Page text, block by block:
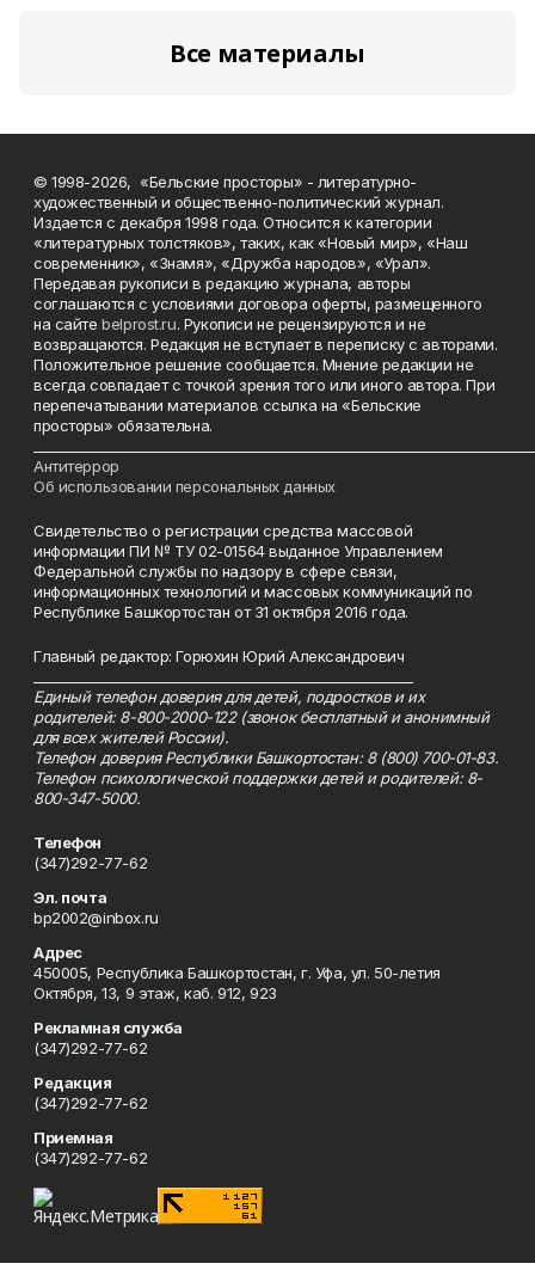
Все материалы
© 1998-2026, «Бельские просторы» - литературно-
художественный и общественно-политический журнал.
Издается с декабря 1998 года. Относится к категории
«литературных толстяков», таких, как «Новый мир», «Наш
современник», «Знамя», «Дружба народов», «Урал».
Передавая рукописи в редакцию журнала, авторы
соглашаются с условиями договора оферты, размещенного
на сайтеbelprost.ru. Рукописи не рецензируются и не
возвращаются. Редакция не вступает в переписку с авторами.
Положительное решение сообщается. Мнение редакции не
всегда совпадает с точкой зрения того или иного автора. При
перепечатывании материалов ссылка на «Бельские
просторы» обязательна.
Антитеррор
Об использовании персональных данных
Свидетельство о регистрации средства массовой
информации ПИ № ТУ 02-01564 выданное Управлением
Федеральной службы по надзору в сфере связи,
информационных технологий и массовых коммуникаций по
Республике Башкортостан от 31 октября 2016 года.
Главный редактор: Горюхин Юрий Александрович
Единый телефон доверия для детей, подростков и их
родителей: 8-800-2000-122 (звонок бесплатный и анонимный
для всех жителей России).
Телефон доверия Республики Башкортостан: 8 (800) 700-01-83.
Телефон психологической поддержки детей и родителей: 8-
800-347-5000.
Телефон
(347)292-77-62
Эл. почта
bp2002@inbox.ru
Адрес
450005, Республика Башкортостан, г. Уфа, ул. 50-летия
Октября, 13, 9 этаж, каб. 912, 923
Рекламная служба
(347)292-77-62
Редакция
(347)292-77-62
Приемная
(347)292-77-62